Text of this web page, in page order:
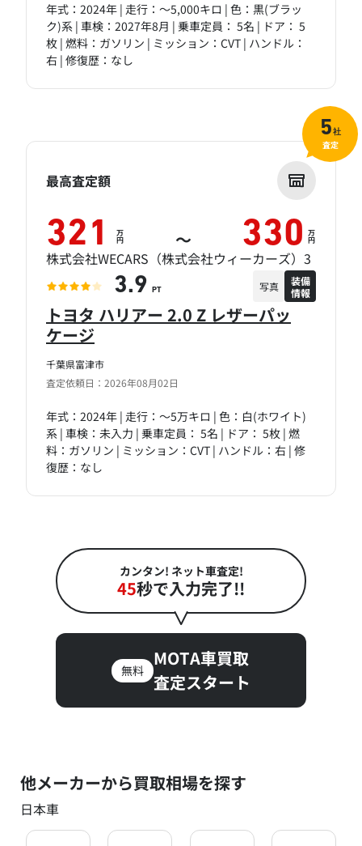
年式：2024年 | 走行：～5,000キロ | 色：黒(ブラッ
ク)系 | 車検：2027年8月 | 乗車定員： 5名 | ドア： 5
枚 | 燃料：ガソリン | ミッション：CVT | ハンドル：
右 | 修復歴：なし
千葉県富津市
査定依頼日：2026年08月02日
トヨタ ハリアー 2.0 Z レザーパッ
ケージ
年式：2024年 | 走行：～5万キロ | 色：白(ホワイト)
系 | 車検：未入力 | 乗車定員： 5名 | ドア： 5枚 | 燃
料：ガソリン | ミッション：CVT | ハンドル：右 | 修
復歴：なし
最高査定額
321 万
円 ～ 330 万
円
株式会社WECARS（株式会社ウィーカーズ）3
3.9 PT 写真
装備
情報
5社
査定
カンタン! ネット車査定!
45秒で入力完了!!
無料
MOTA車買取
査定スタート
他メーカーから買取相場を探す
日本車